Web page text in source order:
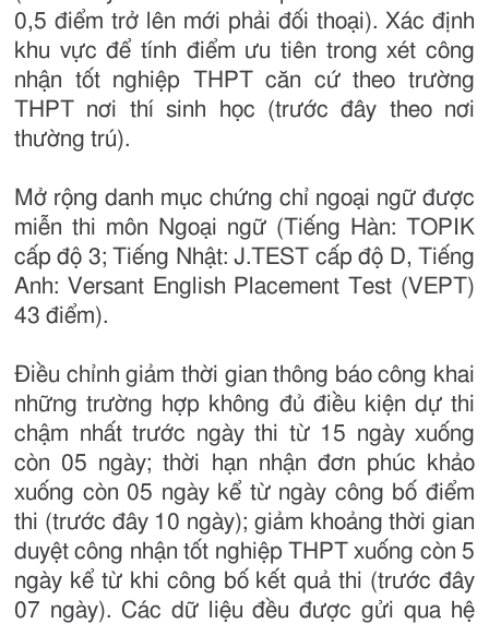
0,5 điểm trở lên mới phải đối thoại). Xác định
khu vực để tính điểm ưu tiên trong xét công
nhận tốt nghiệp THPT căn cứ theo trường
THPT nơi thí sinh học (trước đây theo nơi
thường trú).
Mở rộng danh mục chứng chỉ ngoại ngữ được
miễn thi môn Ngoại ngữ (Tiếng Hàn: TOPIK
cấp độ 3; Tiếng Nhật: J.TEST cấp độ D, Tiếng
Anh: Versant English Placement Test (VEPT)
43 điểm).
Điều chỉnh giảm thời gian thông báo công khai
những trường hợp không đủ điều kiện dự thi
chậm nhất trước ngày thi từ 15 ngày xuống
còn 05 ngày; thời hạn nhận đơn phúc khảo
xuống còn 05 ngày kể từ ngày công bố điểm
thi (trước đây 10 ngày); giảm khoảng thời gian
duyệt công nhận tốt nghiệp THPT xuống còn 5
ngày kể từ khi công bố kết quả thi (trước đây
07 ngày). Các dữ liệu đều được gửi qua hệ